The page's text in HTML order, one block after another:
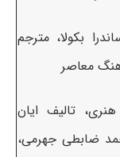
بکولا، مترجم
معاصر
تالیف ایان
ضابطی جهرمی،